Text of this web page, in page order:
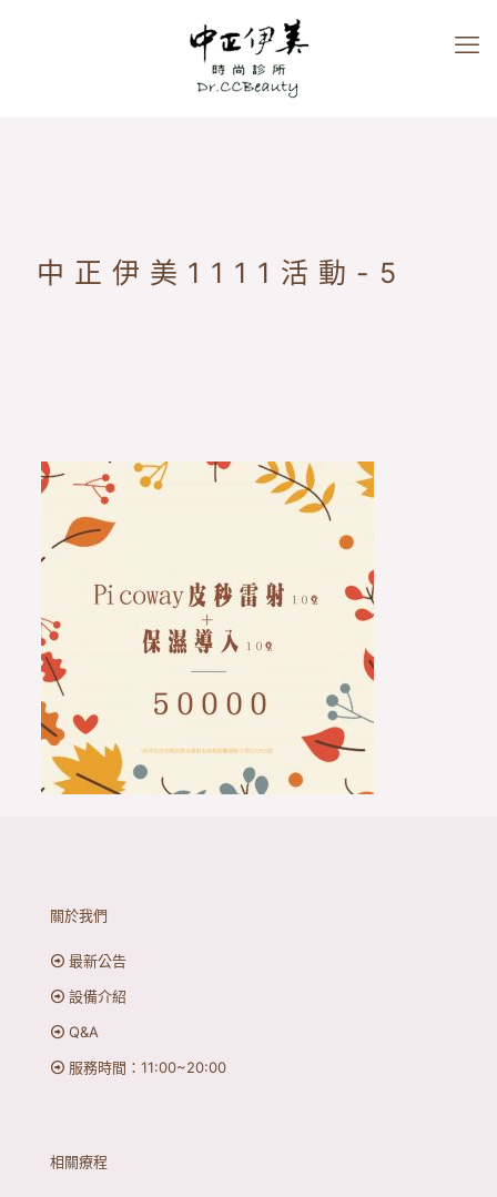
中正伊美1111活動-5
關於我們
最新公告
設備介紹
Q&A
服務時間：11:00~20:00
相關療程